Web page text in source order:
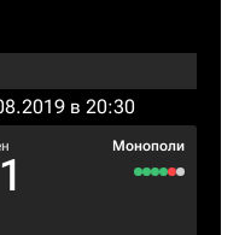
в 20:30
1
Монополи